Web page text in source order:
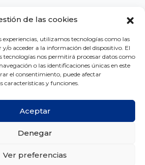
de las cookies
experiencias, utilizamos tecnologías como las
o acceder a la información del dispositivo. El
tecnologías nos permitirá procesar datos como
o las identificaciones únicas en este
el consentimiento, puede afectar
características y funciones.
Aceptar
Denegar
Ver preferencias
CONCURSOS BLOG CONTACTO
© Ortodoncia MG 2026 -
de privacidad